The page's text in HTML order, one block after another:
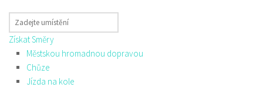
Získat Směry
Městskou hromadnou dopravou
Chůze
Jízda na kole